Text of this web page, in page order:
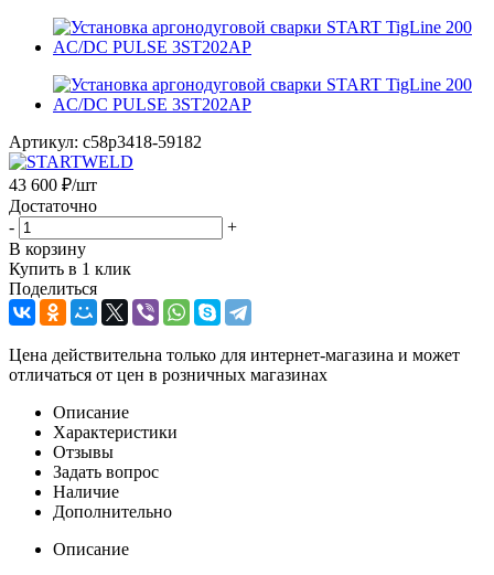
Артикул: c58p3418-59182
43 600 ₽/шт
Достаточно
-
+
В корзину
Купить в 1 клик
Поделиться
Цена действительна только для интернет-магазина и может
отличаться от цен в розничных магазинах
Описание
Характеристики
Отзывы
Задать вопрос
Наличие
Дополнительно
Описание